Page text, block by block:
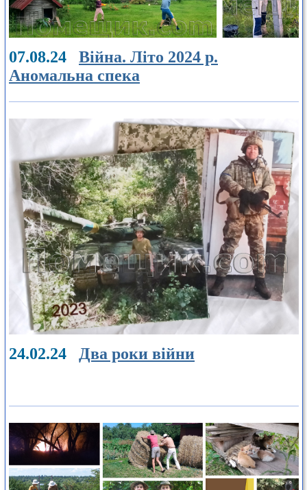
07.08.24 Війна. Літо 2024 р.
Аномальна спека
24.02.24 Два роки війни